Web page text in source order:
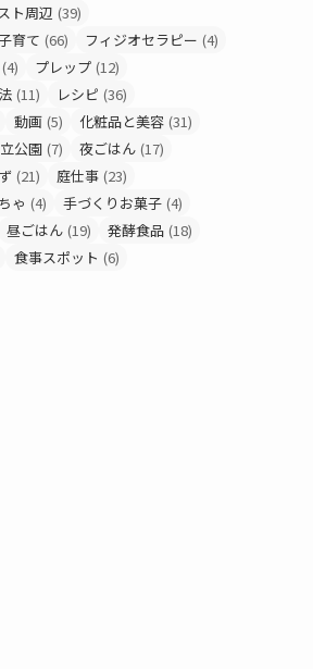
ト周辺 (39)
育て (66) フィジオセラピー (4)
(4) プレップ (12)
(11) レシピ (36)
動画 (5) 化粧品と美容 (31)
公園 (7) 夜ごはん (17)
(21) 庭仕事 (23)
ゃ (4) 手づくりお菓子 (4)
昼ごはん (19) 発酵食品 (18)
食事スポット (6)